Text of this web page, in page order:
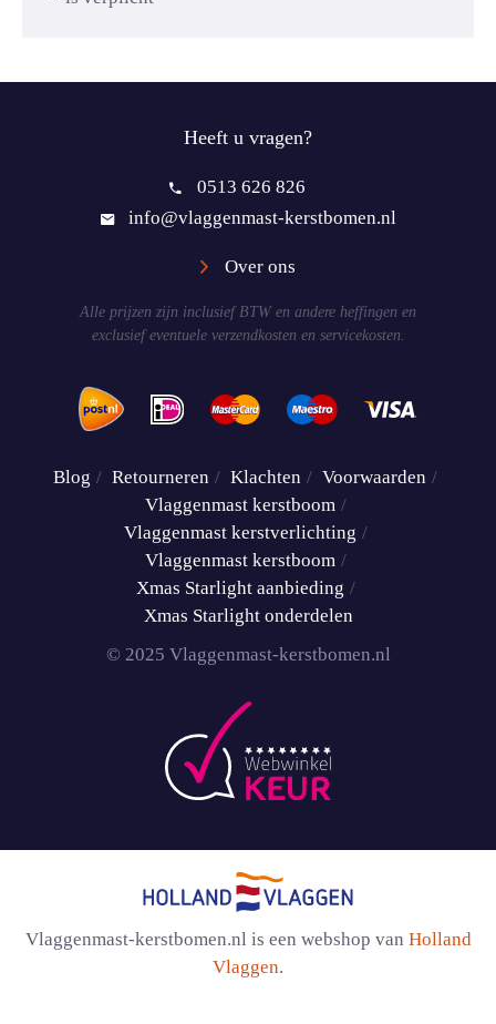
Heeft u vragen?
0513 626 826
info@vlaggenmast-kerstbomen.nl
Over ons
Alle prijzen zijn inclusief BTW en andere heffingen en
exclusief eventuele verzendkosten en servicekosten.
Blog Retourneren Klachten
Voorwaarden
Vlaggenmast kerstboom
Vlaggenmast kerstverlichting
Vlaggenmast kerstboom
Xmas Starlight aanbieding
Xmas Starlight onderdelen
© 2025 Vlaggenmast-kerstbomen.nl
Vlaggenmast-kerstbomen.nl is een webshop van Holland
Vlaggen.